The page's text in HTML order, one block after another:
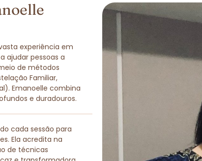
experiência em
ajudar pessoas a
de métodos
Familiar,
Emanoelle combina
e duradouros.
cada sessão para
Ela acredita na
de técnicas